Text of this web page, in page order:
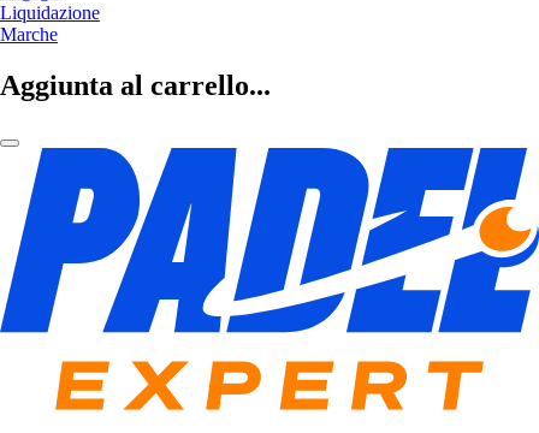
Liquidazione
Marche
Aggiunta al carrello...